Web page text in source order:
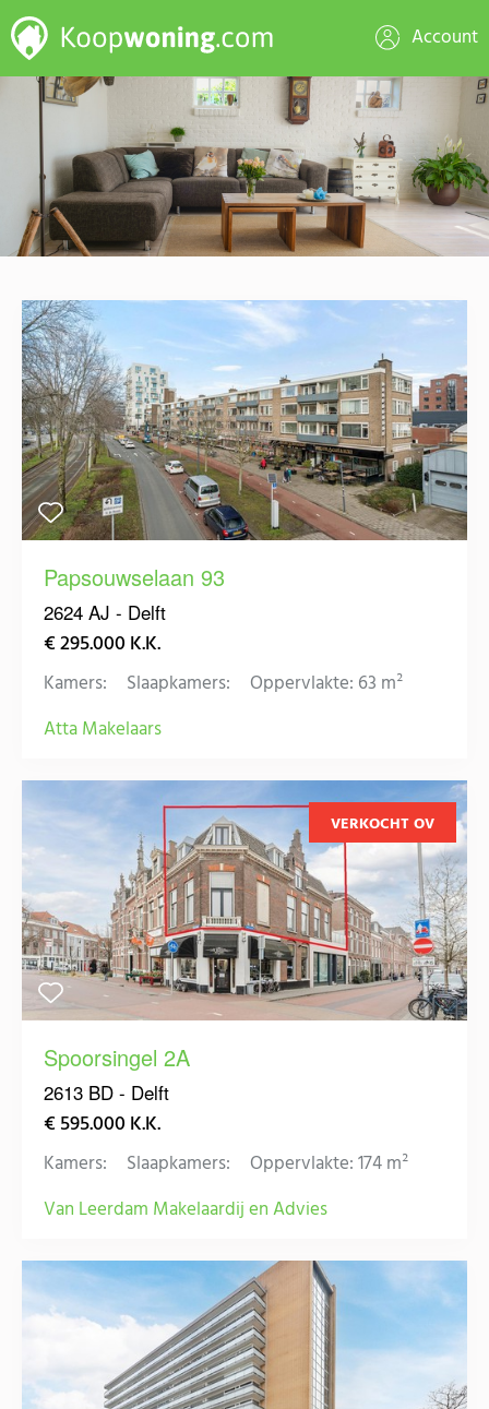
Account
Papsouwselaan 93
2624 AJ - Delft
€ 295.000 K.K.
Kamers: Slaapkamers:
Oppervlakte: 63 m²
Atta Makelaars
VERKOCHT OV
Spoorsingel 2A
2613 BD - Delft
€ 595.000 K.K.
Kamers: Slaapkamers:
Oppervlakte: 174 m²
Van Leerdam Makelaardij en Advies